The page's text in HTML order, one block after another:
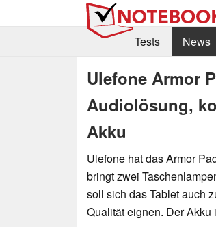
Tests
News
Ulefone Armor
Audiolösung,
Akku
Ulefone hat das Armor
bringt zwei
soll sich das Tablet auch
Qualität eignen. Der Akku